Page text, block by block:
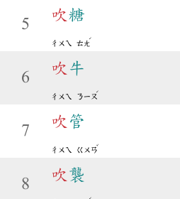
5
吹糖
ㄔㄨㄟ ㄊㄤ
ˊ
6
吹 牛
ㄔㄨㄟ ㄋㄧㄡ
ˊ
7
吹 管
ㄔㄨㄟ ㄍㄨㄢ
ˇ
8
吹 襲
ˊ